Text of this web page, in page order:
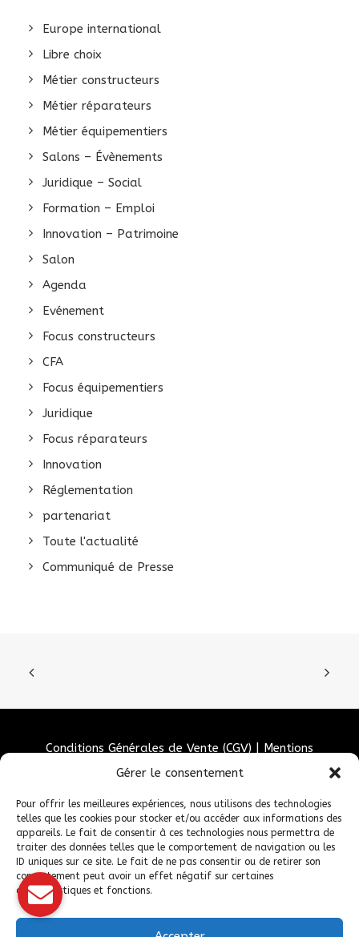
Gérer le consentement
Pour offrir les meilleures expériences, nous utilisons des technologies
telles que les cookies pour stocker et/ou accéder aux informations des
appareils. Le fait de consentir à ces technologies nous permettra de
traiter des données telles que le comportement de navigation ou les
ID uniques sur ce site. Le fait de ne pas consentir ou de retirer son
consentement peut avoir un effet négatif sur certaines
caractéristiques et fonctions.
Europe international
Libre choix
Métier constructeurs
Métier réparateurs
Métier équipementiers
Salons – Évènements
Juridique – Social
Formation – Emploi
Innovation – Patrimoine
Salon
Agenda
Evénement
Focus constructeurs
CFA
Focus équipementiers
Juridique
Focus réparateurs
Innovation
Réglementation
partenariat
Toute l'actualité
Communiqué de Presse
Conditions Générales de Vente (CGV)
Mentions
Politique de confidentialité